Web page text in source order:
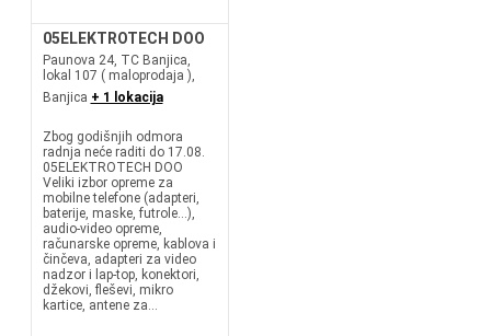
05ELEKTROTECH DOO
Paunova 24, TC Banjica,
lokal 107 ( maloprodaja ),
Banjica + 1 lokacija
Zbog godišnjih odmora
radnja neće raditi do 17.08.
05ELEKTROTECH DOO
Veliki izbor opreme za
mobilne telefone (adapteri,
baterije, maske, futrole...),
audio-video opreme,
računarske opreme, kablova i
činčeva, adapteri za video
nadzor i lap-top, konektori,
džekovi, fleševi, mikro
kartice, antene za...